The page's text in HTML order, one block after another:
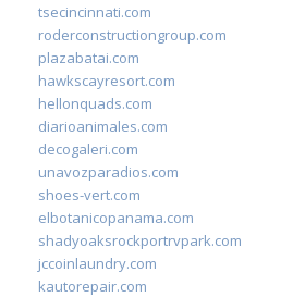
tsecincinnati.com
roderconstructiongroup.com
plazabatai.com
hawkscayresort.com
hellonquads.com
diarioanimales.com
decogaleri.com
unavozparadios.com
shoes-vert.com
elbotanicopanama.com
shadyoaksrockportrvpark.com
jccoinlaundry.com
kautorepair.com